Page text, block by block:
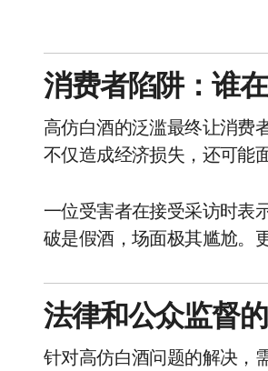
消费者陷阱：谁
高仿白酒的泛滥最终让消费
不仅造成经济损失，还可能
一位受害者在接受采访时表
破是假酒，场面极其尴尬。
法律和公众监督
针对高仿白酒问题的解决，